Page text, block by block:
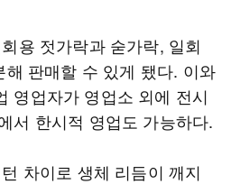
용 젓가락과 숟가락, 일회
해 판매할 수 있게 됐다. 이와
영업자가 영업소 외에 전시
서 한시적 영업도 가능하다.
차이로 생체 리듬이 깨지